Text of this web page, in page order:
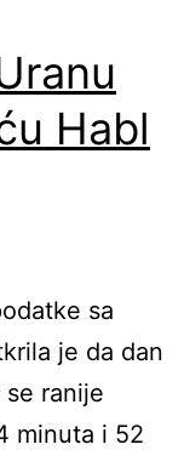
Habl
sa
je da dan
ranije
minuta i 52